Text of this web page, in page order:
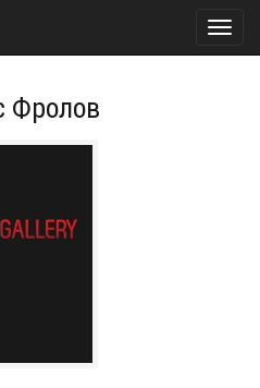
Фролов